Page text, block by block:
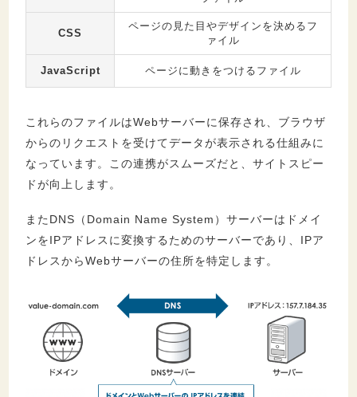
CSS
ページの見た目やデザインを決めるフ
ァイル
JavaScript ページに動きをつけるファイル
これらのファイルはWebサーバーに保存され、ブラウザ
からのリクエストを受けてデータが表示される仕組みに
なっています。この連携がスムーズだと、サイトスピー
ドが向上します。
またDNS（Domain Name System）サーバーはドメイ
ンをIPアドレスに変換するためのサーバーであり、IPア
ドレスからWebサーバーの住所を特定します。